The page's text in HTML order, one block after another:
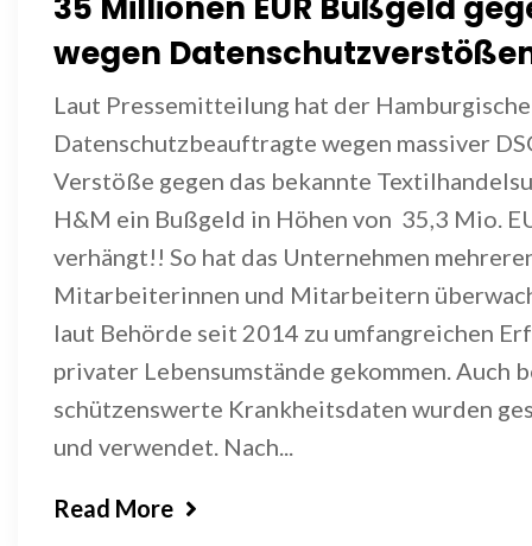
wegen
Laut Pressemitteilung hat der
Datenschutzbeauftragte wegen massiver
Verstöße gegen das bekannte
H&M ein Bußgeld in Höhen von 35,3 Mio.
verhängt!! So hat das Unternehmen
Mitarbeiterinnen und Mitarbeitern
laut Behörde seit 2014 zu umfangreichen
privater Lebensumstände gekommen. Auch
schützenswerte Krankheitsdaten wurden
und verwendet. Nach...
Read More